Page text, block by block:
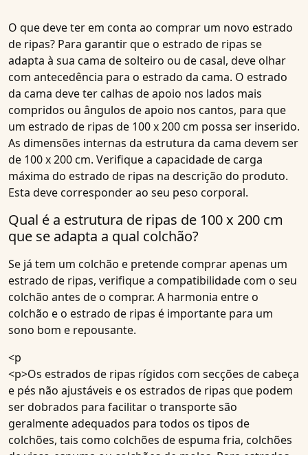
O que deve ter em conta ao comprar um novo estrado
de ripas? Para garantir que o estrado de ripas se
adapta à sua cama de solteiro ou de casal, deve olhar
com antecedência para o estrado da cama. O estrado
da cama deve ter calhas de apoio nos lados mais
compridos ou ângulos de apoio nos cantos, para que
um estrado de ripas de 100 x 200 cm possa ser inserido.
As dimensões internas da estrutura da cama devem ser
de 100 x 200 cm. Verifique a capacidade de carga
máxima do estrado de ripas na descrição do produto.
Esta deve corresponder ao seu peso corporal.
Qual é a estrutura de ripas de 100 x 200 cm
que se adapta a qual colchão?
Se já tem um colchão e pretende comprar apenas um
estrado de ripas, verifique a compatibilidade com o seu
colchão antes de o comprar. A harmonia entre o
colchão e o estrado de ripas é importante para um
sono bom e repousante.
<p
<p>Os estrados de ripas rígidos com secções de cabeça
e pés não ajustáveis e os estrados de ripas que podem
ser dobrados para facilitar o transporte são
geralmente adequados para todos os tipos de
colchões, tais como colchões de espuma fria, colchões